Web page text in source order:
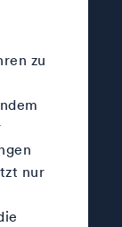
zu
nur